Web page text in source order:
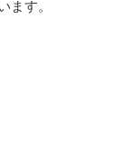
ます。